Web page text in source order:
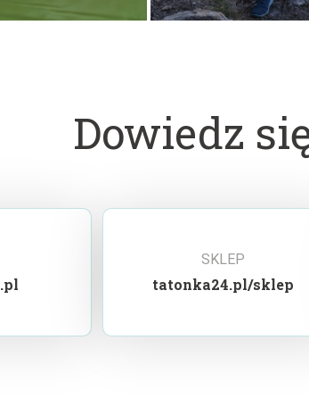
Dowiedz
SKLEP
tatonka24.pl/sklep